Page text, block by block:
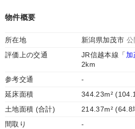
物件概要
所在地 新潟県加茂市 公
評価上の交通
JR信越本線「 加
2km
参考交通
-
延床面積
344.23m²
土地面積 (合計)
214.37m² (64.8
間取り
-